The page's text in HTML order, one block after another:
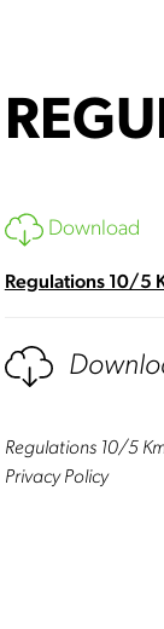
Download
Regulations 10/5
Regulations 10/5
Privacy Policy